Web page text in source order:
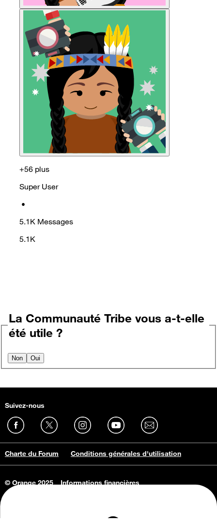
+56 plus
Super User
•
5.1K Messages
5.1K
La Communauté Tribe vous a-t-elle
été utile ?
Non Oui
Suivez-nous
Charte du Forum Conditions générales d'utilisation
© Orange 2025
Informations financières